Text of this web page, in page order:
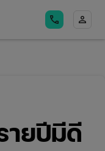
call person
ายปีมีดี